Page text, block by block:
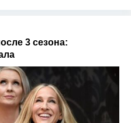
3 сезона: